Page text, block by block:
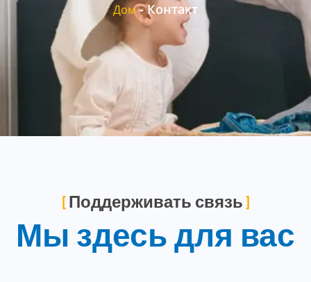
Дом-Контакт
Поддерживать связь
Мы здесь для вас